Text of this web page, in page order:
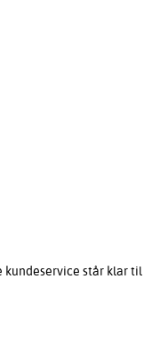
står klar til